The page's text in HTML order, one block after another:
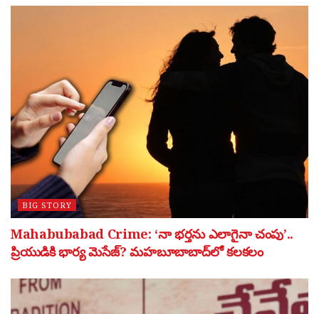
BIG STORY
Mahabubabad Crime: ‘నా భర్తను ఎలాగైనా చంపు’..
ప్రియుడికి భార్య మెసేజ్? మహబూబాబాద్‌లో కలకలం